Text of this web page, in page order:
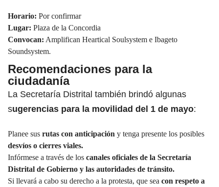
Horario: Por confirmar
Lugar: Plaza de la Concordia
Convocan: Amplifican Heartical Soulsystem e Ibageto
Soundsystem.
Recomendaciones para la
ciudadanía
La Secretaría Distrital también brindó algunas
sugerencias para la movilidad del 1 de mayo:
Planee sus rutas con anticipación y tenga presente los posibles
desvíos o cierres viales.
Infórmese a través de los canales oficiales de la Secretaría
Distrital de Gobierno y las autoridades de tránsito.
Si llevará a cabo su derecho a la protesta, que sea con respeto a